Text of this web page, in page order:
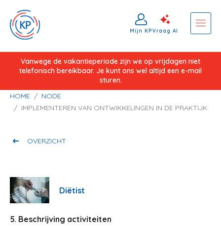
Overslaan
inhoud
Vanwege de vakantieperiode zijn we op vrijdagen niet
telefonisch bereikbaar. Je kunt ons wel altijd een e-mail
sturen.
Mijn KPVraag AI
Kruimelpad
HOME
NODE
IMPLEMENTEREN VAN ONTWIKKELINGEN IN DE PRAKTIJK
OVERZICHT
Diëtist
5. Beschrijving activiteiten